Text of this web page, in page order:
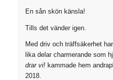
En sån skön känsla!
Tills det vänder igen.
Med driv och träffsäkerhet har
lika delar charmerande som
drar vi! kammade hem
2018.